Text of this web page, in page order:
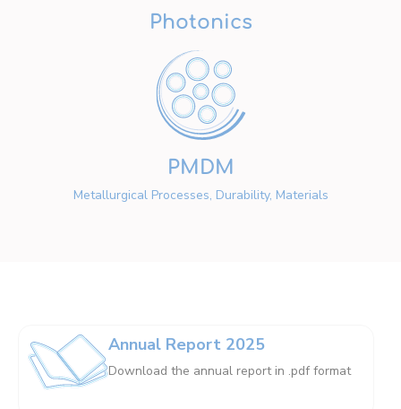
Photonics
PMDM
Metallurgical Processes, Durability, Materials
Annual Report 2025
Download the annual report in .pdf format